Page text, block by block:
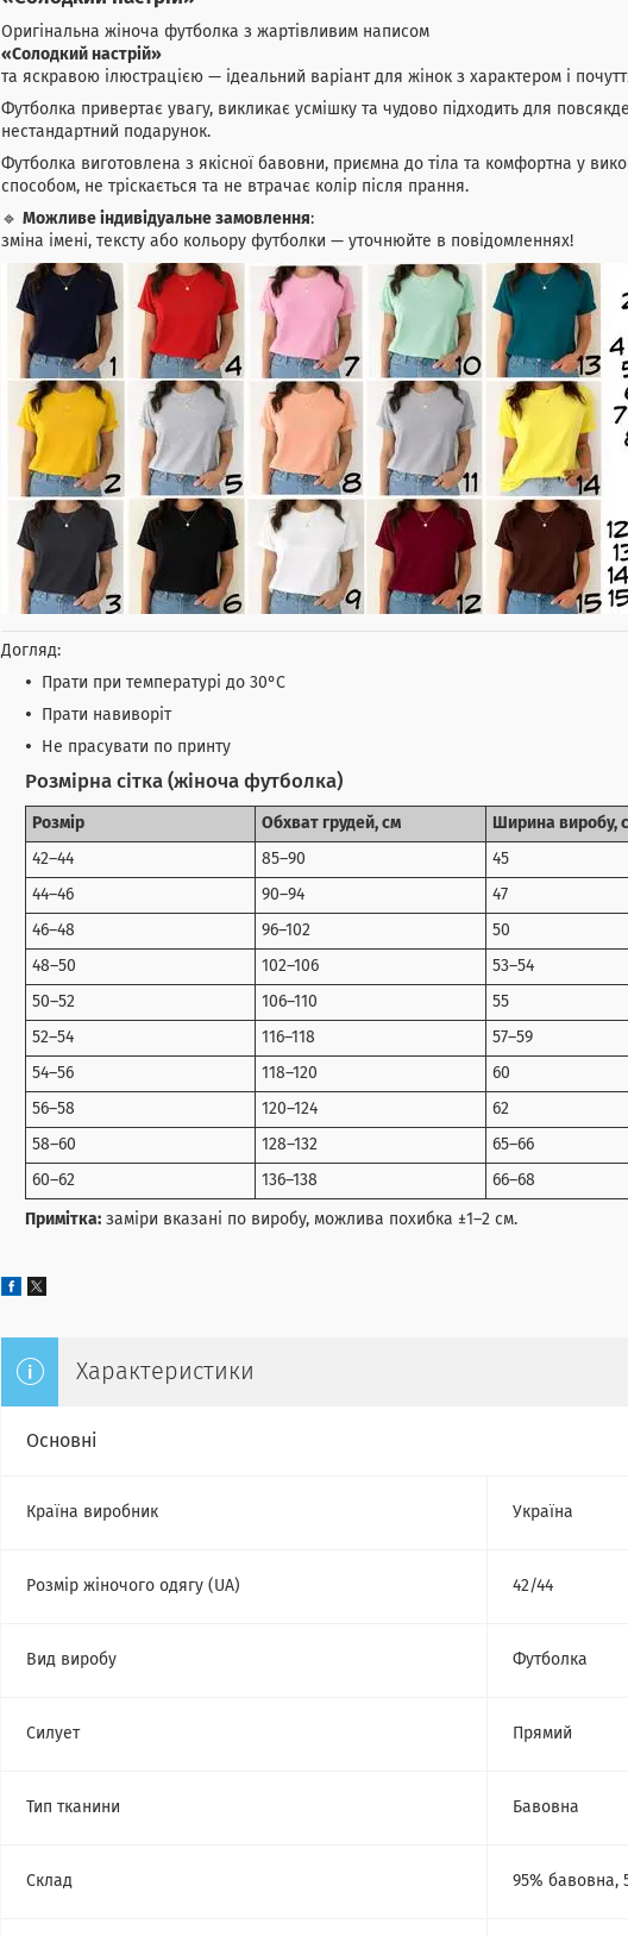
Оригінальна жіноча футболка з жартівливим написом
«Солодкий настрій»
та яскравою ілюстрацією — ідеальний варіант для жінок з характером і
Футболка привертає увагу, викликає усмішку та чудово підходить для
нестандартний подарунок.
Футболка виготовлена з якісної бавовни, приємна до тіла та комфортна у
способом, не тріскається та не втрачає колір після прання.
🔹 Можливе індивідуальне замовлення:
зміна імені, тексту або кольору футболки — уточнюйте в повідомленнях!
Догляд:
Прати при температурі до 30°C
Прати навиворіт
Не прасувати по принту
Розмірна сітка (жіноча футболка)
Розмір Обхват грудей, см Ширина виробу,
42–44 85–90 45
44–46 90–94 47
46–48 96–102 50
48–50 102–106 53–54
50–52 106–110 55
52–54 116–118 57–59
54–56 118–120 60
56–58 120–124 62
58–60 128–132 65–66
60–62 136–138 66–68
Примітка: заміри вказані по виробу, можлива похибка ±1–2 см.
Характеристики
Основні
Країна виробник Україна
Розмір жіночого одягу (UA) 42/44
Вид виробу Футболка
Силует Прямий
Тип тканини Бавовна
Склад 95% бавовна,